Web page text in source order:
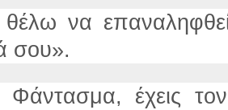
να
σου».
Φάντασμα, έχεις